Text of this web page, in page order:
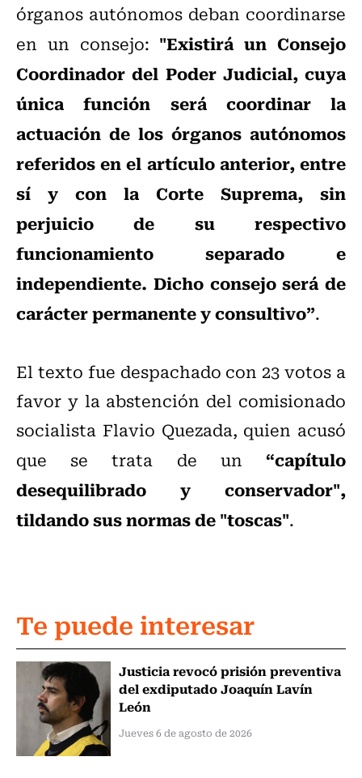
órganos autónomos deban coordinarse
en un consejo: "Existirá un Consejo
Coordinador del Poder Judicial, cuya
única función será coordinar la
actuación de los órganos autónomos
referidos en el artículo anterior, entre
sí y con la Corte Suprema, sin
perjuicio de su respectivo
funcionamiento separado e
independiente. Dicho consejo será de
carácter permanente y consultivo”.
El texto fue despachado con 23 votos a
favor y la abstención del comisionado
socialista Flavio Quezada, quien acusó
que se trata de un “capítulo
desequilibrado y conservador",
tildando sus normas de "toscas".
Te puede interesar
Justicia revocó prisión preventiva
del exdiputado Joaquín Lavín
León
Jueves 6 de agosto de 2026